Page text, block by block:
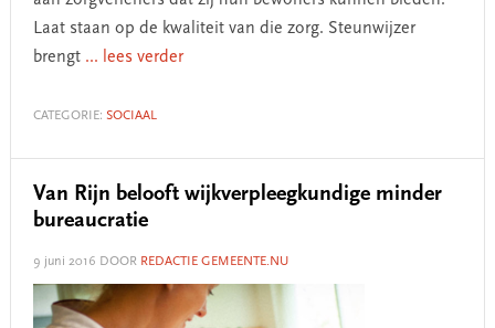
Laat staan op de kwaliteit van die zorg. Steunwijzer
brengt ... lees verder
CATEGORIE: SOCIAAL
Van Rijn belooft wijkverpleegkundige minder
bureaucratie
9 juni 2016 DOOR REDACTIE GEMEENTE.NU